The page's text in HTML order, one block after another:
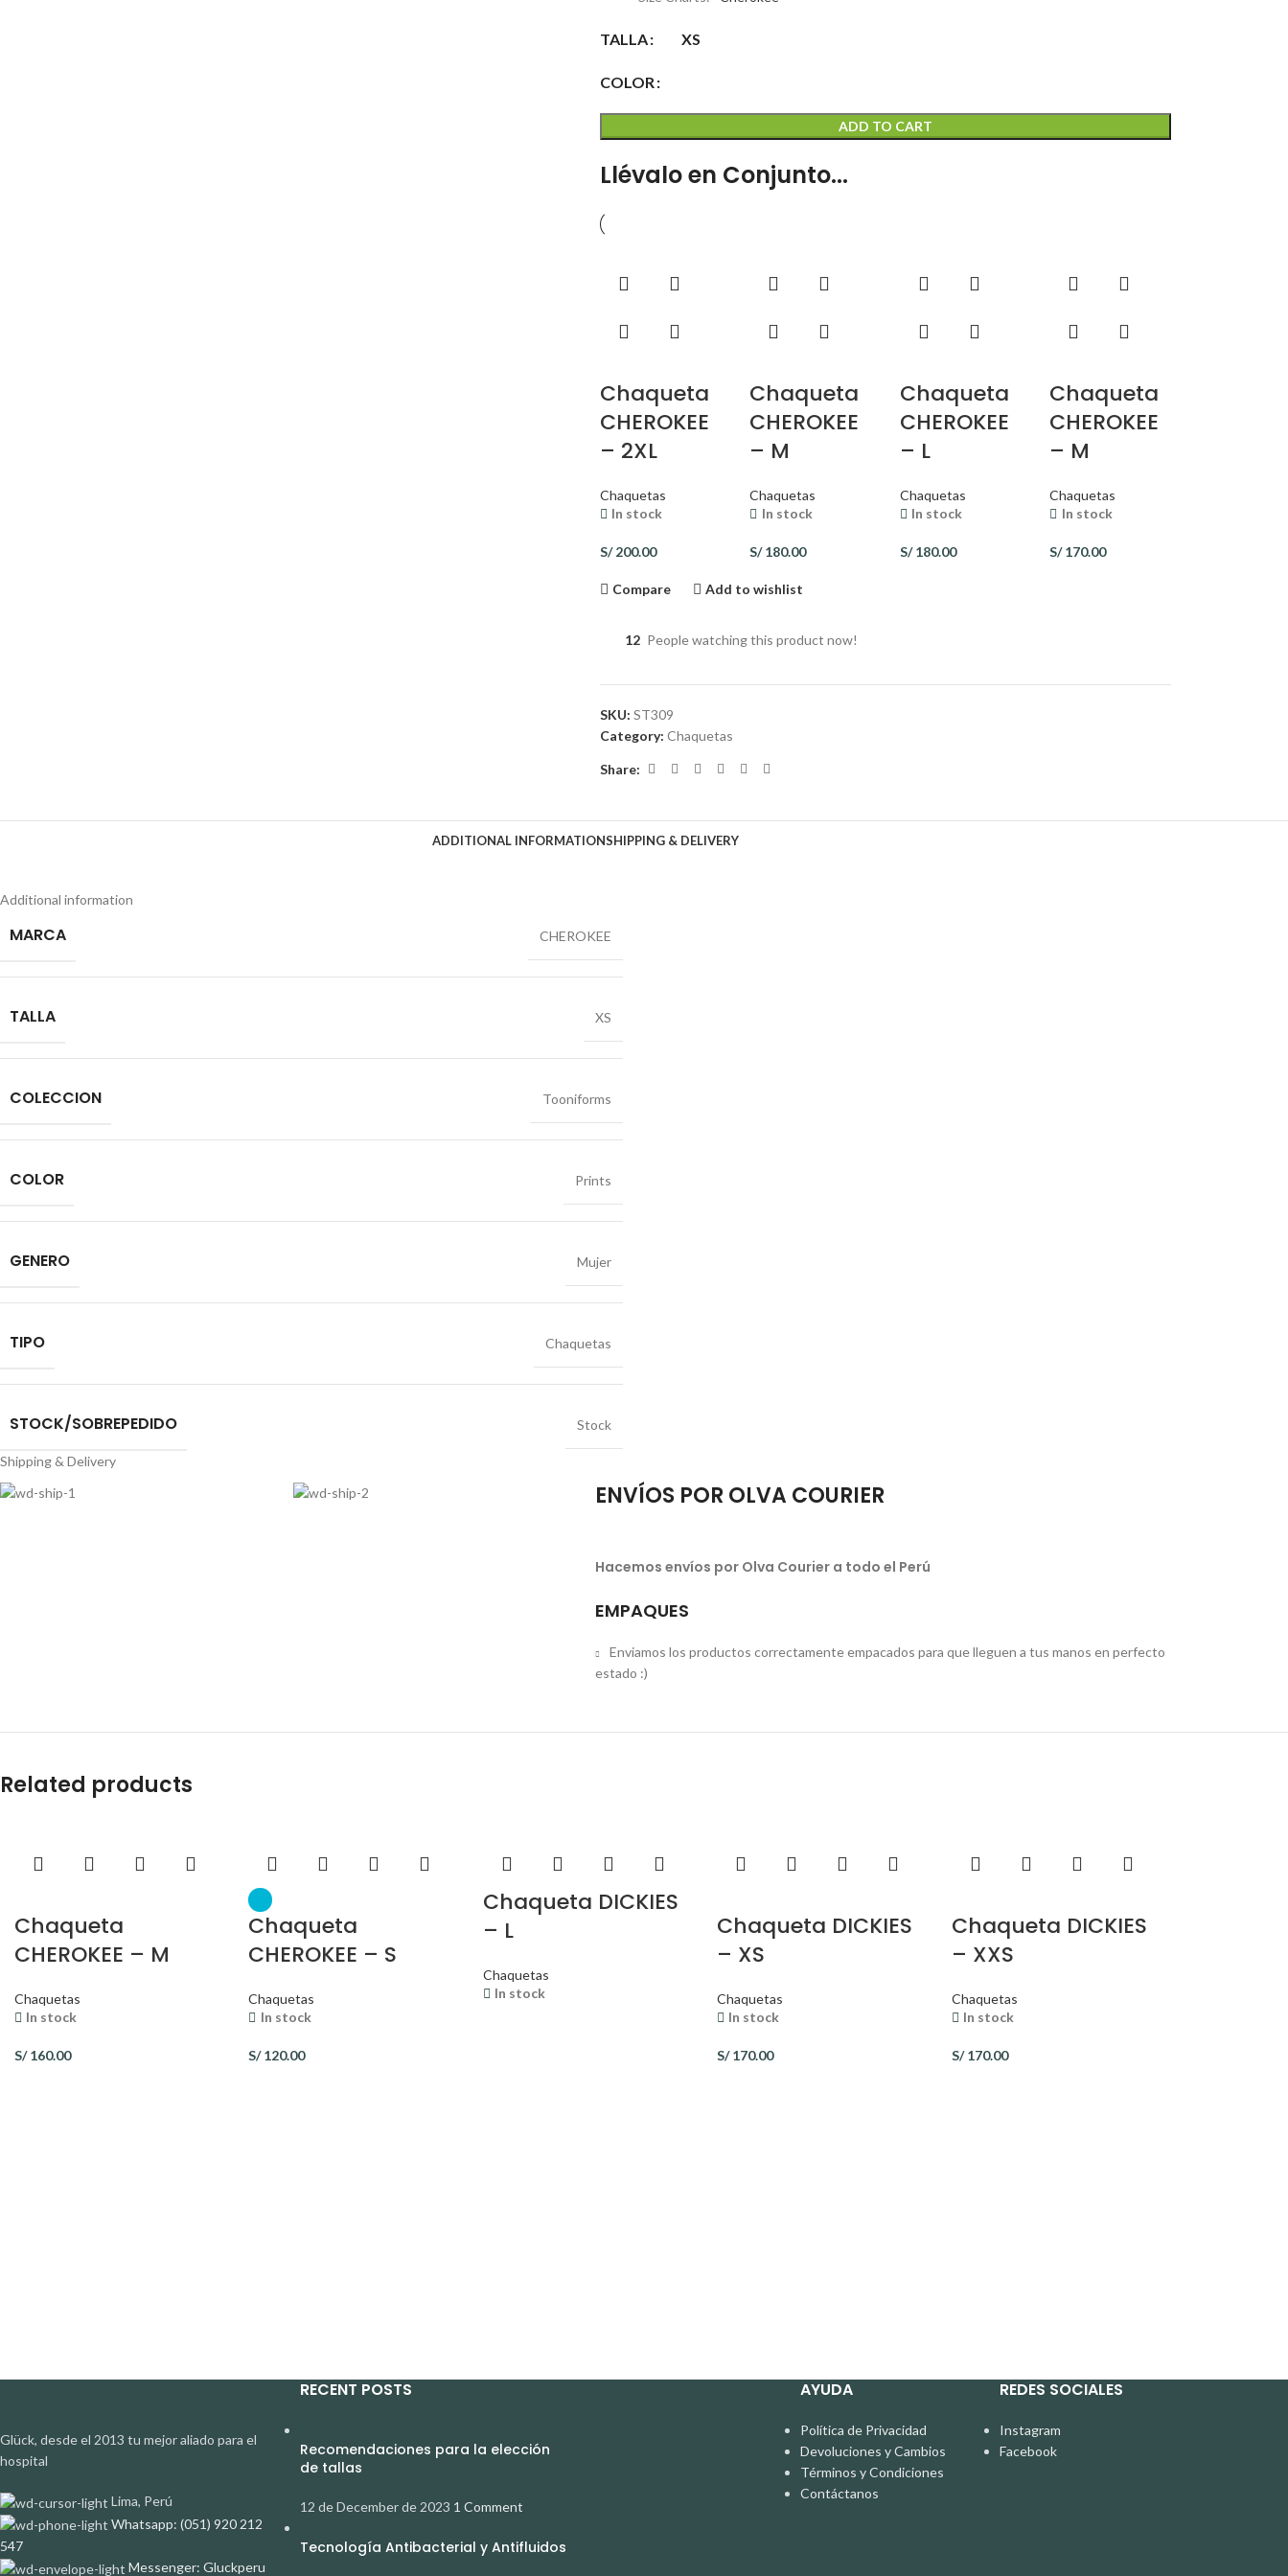
TALLA XS
COLOR
ADD TO CART
Llévalo en Conjunto...
Chaqueta
CHEROKEE
– 2XL
Chaquetas
In stock
S/200.00
Chaqueta
CHEROKEE
– M
Chaquetas
In stock
S/180.00
Chaqueta
CHEROKEE
– L
Chaquetas
In stock
S/180.00
Chaqueta
CHEROKEE
– M
Chaquetas
In stock
S/170.00
Compare Add to wishlist
12 People watching this product now!
SKU: ST309
Category: Chaquetas
Share:
ADDITIONAL INFORMATIONSHIPPING & DELIVERY
Additional information
MARCA CHEROKEE
TALLA XS
COLECCION Tooniforms
COLOR Prints
GENERO Mujer
TIPO Chaquetas
STOCK/SOBREPEDIDO Stock
Shipping & Delivery
ENVÍOS POR OLVA COURIER
Hacemos envíos por Olva Courier a todo el Perú
EMPAQUES
Enviamos los productos correctamente empacados para que lleguen a tus manos en perfecto
estado :)
Related products
Chaqueta
CHEROKEE – M
Chaquetas
In stock
S/160.00
Chaqueta
CHEROKEE – S
Chaquetas
In stock
S/120.00
Chaqueta DICKIES
– L
Chaquetas
In stock
Chaqueta DICKIES
– XS
Chaquetas
In stock
S/170.00
Chaqueta DICKIES
– XXS
Chaquetas
In stock
S/170.00
Glück, desde el 2013 tu mejor aliado para el
hospital
Lima, Perú
Whatsapp: (051) 920 212
547
Messenger: Gluckperu
RECENT POSTS
Recomendaciones para la elección
de tallas
12 de December de 2023 1 Comment
Tecnología Antibacterial y Antifluidos
AYUDA
Política de Privacidad
Devoluciones y Cambios
Términos y Condiciones
Contáctanos
REDES SOCIALES
Instagram
Facebook